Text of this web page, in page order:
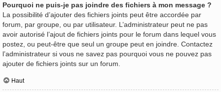
Pourquoi ne puis-je pas joindre des fichiers à mon message ?
La possibilité d’ajouter des fichiers joints peut être accordée par
forum, par groupe, ou par utilisateur. L’administrateur peut ne pas
avoir autorisé l’ajout de fichiers joints pour le forum dans lequel vous
postez, ou peut-être que seul un groupe peut en joindre. Contactez
l’administrateur si vous ne savez pas pourquoi vous ne pouvez pas
ajouter de fichiers joints sur un forum.
Haut